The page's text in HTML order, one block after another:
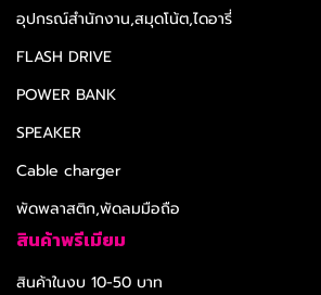
อุปกรณ์สำนักงาน,สมุดโน้ต,ไดอารี่
FLASH DRIVE
POWER BANK
SPEAKER
Cable charger
พัดพลาสติก,พัดลมมือถือ
สินค้าพรีเมียม
สินค้าในงบ 10-50 บาท